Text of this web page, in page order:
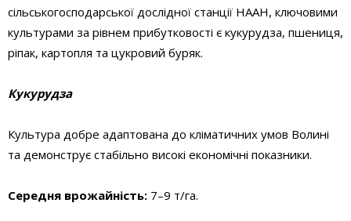
сільськогосподарської дослідної станції НААН, ключовими
культурами за рівнем прибутковості є кукурудза, пшениця,
ріпак, картопля та цукровий буряк.
Кукурудза
Культура добре адаптована до кліматичних умов Волині
та демонструє стабільно високі економічні показники.
Середня врожайність: 7–9 т/га.